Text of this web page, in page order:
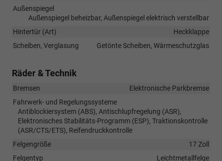
Außenspiegel
Außenspiegel beheizbar, Außenspiegel elektrisch verstellbar
Hintertür (Art)
Heckklappe
Scheiben, Verglasung
Getönte Scheiben, Wärmeschutzglas
Räder & Technik
Bremsen
Elektronische Parkbremse
Fahrwerk- und Regelungssysteme
Antiblockiersystem (ABS), Antischlupfregelung (ASR),
Elektronisches Stabilitäts-Programm (ESP), Traktionskontrolle
(ASR/CTS/ETS), Reifendruckkontrolle
Felgengröße
17 Zoll
Felgentyp
Leichtmetallfelge